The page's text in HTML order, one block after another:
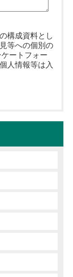
構成資料とし
等への個別の
ートフォー
人情報等は入